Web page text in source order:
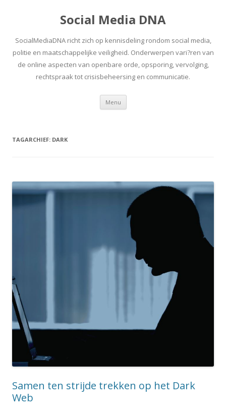
Social Media DNA
SocialMediaDNA richt zich op kennisdeling rondom social media,
politie en maatschappelijke veiligheid. Onderwerpen vari?ren van
de online aspecten van openbare orde, opsporing, vervolging,
rechtspraak tot crisisbeheersing en communicatie.
Menu Spring
inhoud
TAGARCHIEF: DARK
Samen ten strijde trekken op het Dark
Web